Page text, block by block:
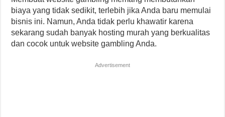
biaya yang tidak sedikit, terlebih jika Anda baru memulai
bisnis ini. Namun, Anda tidak perlu khawatir karena
sekarang sudah banyak hosting murah yang berkualitas
dan cocok untuk website gambling Anda.
Advertisement